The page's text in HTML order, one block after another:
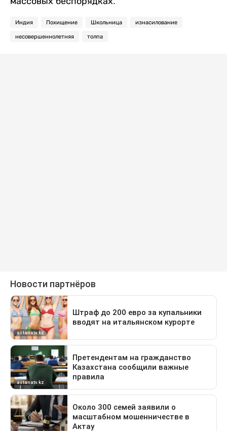
Индия Похищение Школьница изнасилование
несовершеннолетняя толпа